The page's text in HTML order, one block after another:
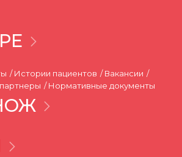
Истории пациентов
Вакансии
Нормативные документы